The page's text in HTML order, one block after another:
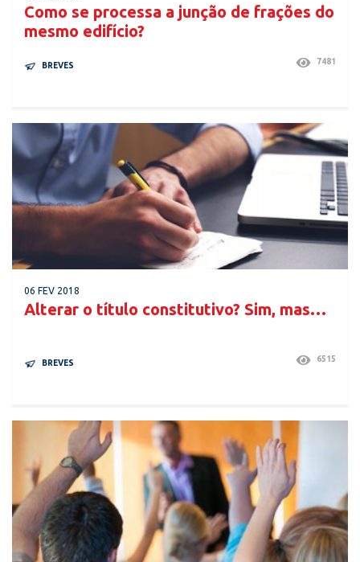
Como se processa a junção de frações do
mesmo edifício?
BREVES 7481
06 FEV 2018
Alterar o título constitutivo? Sim, mas…
BREVES 6515